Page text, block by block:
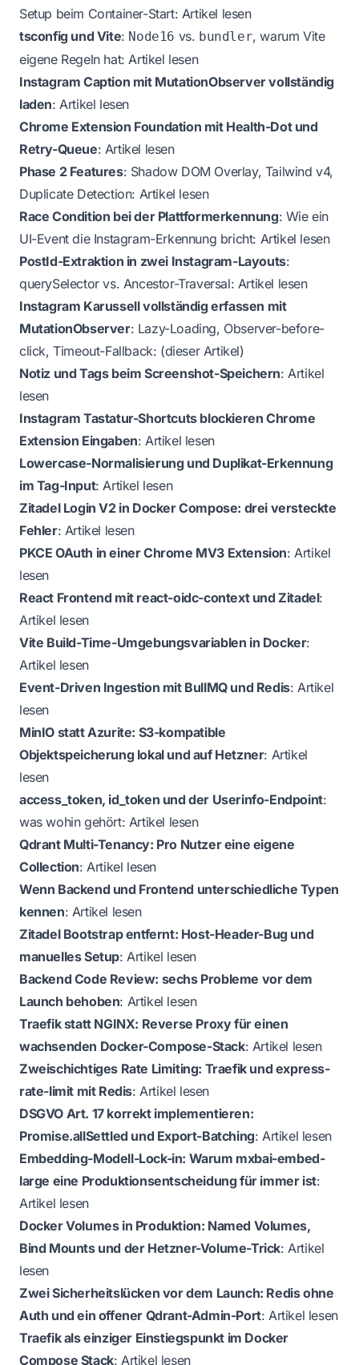
Setup beim Container-Start: Artikel lesen
tsconfig und Vite: Node16 vs. bundler, warum Vite
eigene Regeln hat: Artikel lesen
Instagram Caption mit MutationObserver vollständig
laden: Artikel lesen
Chrome Extension Foundation mit Health-Dot und
Retry-Queue: Artikel lesen
Phase 2 Features: Shadow DOM Overlay, Tailwind v4,
Duplicate Detection: Artikel lesen
Race Condition bei der Plattformerkennung: Wie ein
UI-Event die Instagram-Erkennung bricht: Artikel lesen
PostId-Extraktion in zwei Instagram-Layouts:
querySelector vs. Ancestor-Traversal: Artikel lesen
Instagram Karussell vollständig erfassen mit
MutationObserver: Lazy-Loading, Observer-before-
click, Timeout-Fallback: (dieser Artikel)
Notiz und Tags beim Screenshot-Speichern: Artikel
lesen
Instagram Tastatur-Shortcuts blockieren Chrome
Extension Eingaben: Artikel lesen
Lowercase-Normalisierung und Duplikat-Erkennung
im Tag-Input: Artikel lesen
Zitadel Login V2 in Docker Compose: drei versteckte
Fehler: Artikel lesen
PKCE OAuth in einer Chrome MV3 Extension: Artikel
lesen
React Frontend mit react-oidc-context und Zitadel:
Artikel lesen
Vite Build-Time-Umgebungsvariablen in Docker:
Artikel lesen
Event-Driven Ingestion mit BullMQ und Redis: Artikel
lesen
MinIO statt Azurite: S3-kompatible
Objektspeicherung lokal und auf Hetzner: Artikel
lesen
access_token, id_token und der Userinfo-Endpoint:
was wohin gehört: Artikel lesen
Qdrant Multi-Tenancy: Pro Nutzer eine eigene
Collection: Artikel lesen
Wenn Backend und Frontend unterschiedliche Typen
kennen: Artikel lesen
Zitadel Bootstrap entfernt: Host-Header-Bug und
manuelles Setup: Artikel lesen
Backend Code Review: sechs Probleme vor dem
Launch behoben: Artikel lesen
Traefik statt NGINX: Reverse Proxy für einen
wachsenden Docker-Compose-Stack: Artikel lesen
Zweischichtiges Rate Limiting: Traefik und express-
rate-limit mit Redis: Artikel lesen
DSGVO Art. 17 korrekt implementieren:
Promise.allSettled und Export-Batching: Artikel lesen
Embedding-Modell-Lock-in: Warum mxbai-embed-
large eine Produktionsentscheidung für immer ist:
Artikel lesen
Docker Volumes in Produktion: Named Volumes,
Bind Mounts und der Hetzner-Volume-Trick: Artikel
lesen
Zwei Sicherheitslücken vor dem Launch: Redis ohne
Auth und ein offener Qdrant-Admin-Port: Artikel lesen
Traefik als einziger Einstiegspunkt im Docker
Compose Stack: Artikel lesen